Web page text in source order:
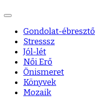
Gondolat-ébresztő
Stresssz
Jól-lét
Női Erő
Önismeret
Könyvek
Mozaik